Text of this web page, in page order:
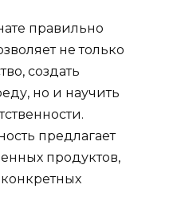
правильно
не только
создать
но и научить
предлагает
продуктов,